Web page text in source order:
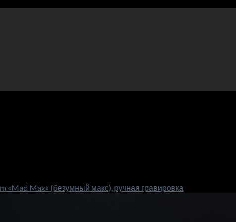
«Mad Max» (безумный макс), ручная гравировка